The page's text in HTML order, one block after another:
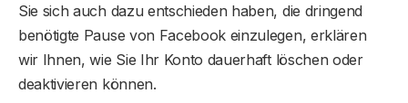
Sie sich auch dazu entschieden haben, die dringend
benötigte Pause von Facebook einzulegen, erklären
wir Ihnen, wie Sie Ihr Konto dauerhaft löschen oder
deaktivieren können.